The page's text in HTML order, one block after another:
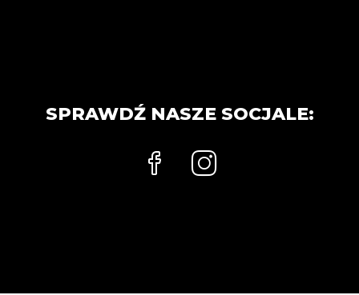
SPRAWDŹ NASZE SOCJALE: